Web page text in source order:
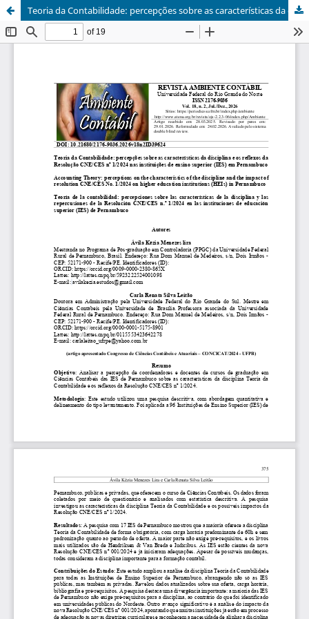
Teoria da Contabilidade: percepções sobre as características da disciplina e os reflexos da Resolução CNE/CES nº 1/2024 nas Instituições de Ensino Superior (IES) em Pernambuco